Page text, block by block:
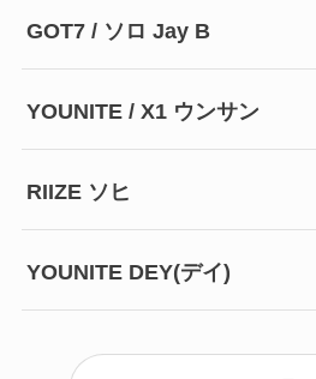
GOT7 / ソロ Jay B
YOUNITE / X1 ウンサン
RIIZE ソヒ
YOUNITE DEY(デイ)